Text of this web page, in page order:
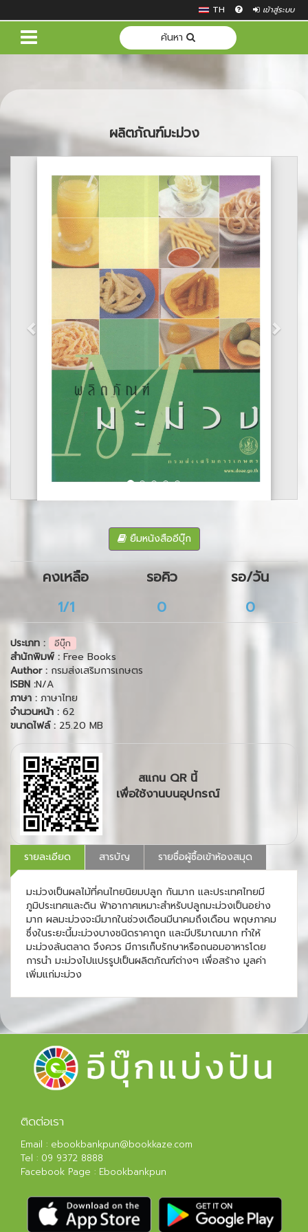
TH เข้าสู่ระบบ
ค้นหา
ผลิตภัณฑ์มะม่วง
Previous
ยืมหนังสืออีบุ๊ก
คงเหลือ รอคิว
รอ/วัน
1/1
0 0
ประเภท : อีบุ๊ก
สำนักพิมพ์ : Free Books
Author : กรมส่งเสริมการเกษตร
ISBN :N/A
ภาษา : ภาษาไทย
จำนวนหน้า : 62
ขนาดไฟล์ : 25.20 MB
สแกน QR นี้
เพื่อใช้งานบนอุปกรณ์
รายละเอียด สารบัญ รายชื่อผู้ซื้อเข้าห้องสมุด
มะม่วงเป็นผลไม้ที่คนไทยนิยมปลูก กันมาก และประเทศไทยมี
ภูมิประเทศและดิน ฟ้าอากาศเหมาะสำหรับปลูกมะม่วงเป็นอย่าง
มาก ผลมะม่วงจะมีมากในช่วงเดือนมีนาคมถึงเดือน พฤษภาคม
ซึ่งในระยะนี้มะม่วงบางชนิดราคาถูก และมีปริมาณมาก ทำให้
มะม่วงล้นตลาด จึงควร มีการเก็บรักษาหรือถนอมอาหารโดย
การนำ มะม่วงไปแปรรูปเป็นผลิตภัณฑ์ต่างๆ เพื่อสร้าง มูลค่า
เพิ่มแก่มะม่วง
ติดต่อเรา
Email : ebookbankpun@bookkaze.com
Tel : 09 9372 8888
Facebook Page : Ebookbankpun